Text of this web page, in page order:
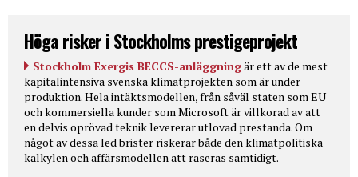
Höga risker i Stockholms prestigeprojekt
Stockholm Exergis BECCS-anläggningär ett av de mest
kapitalintensiva svenska klimatprojekten som är under
produktion. Hela intäktsmodellen, från såväl staten som EU
och kommersiella kunder som Microsoft är villkorad av att
en delvis oprövad teknik levererar utlovad prestanda. Om
något av dessa led brister riskerar både den klimatpolitiska
kalkylen och affärsmodellen att raseras samtidigt.